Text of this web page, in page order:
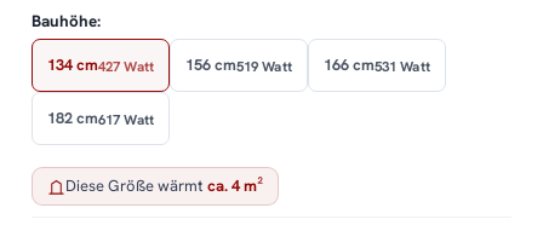
Bauhöhe:
134 cm427 Watt 156 cm519 Watt 166 cm531 Watt
182 cm617 Watt
Diese Größe wärmt ca. 4 m²